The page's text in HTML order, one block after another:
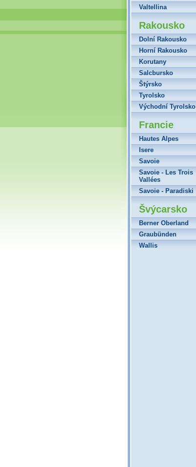
Valtellina
Rakousko
Dolní Rakousko
Horní Rakousko
Korutany
Salcbursko
Štýrsko
Tyrolsko
Východní Tyrolsko
Francie
Hautes Alpes
Isere
Savoie
Savoie - Les Trois
Vallées
Savoie - Paradiski
Švýcarsko
Berner Oberland
Graubünden
Wallis